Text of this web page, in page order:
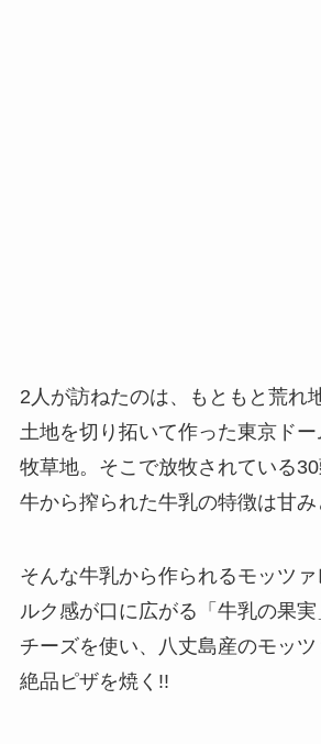
2人が訪ねたのは、もともと荒れ
土地を切り拓いて作った東京ド
牧草地。そこで放牧されている
牛から搾られた牛乳の特徴は甘み
そんな牛乳から作られるモッツァ
ルク感が口に広がる「牛乳の果
チーズを使い、八丈島産のモッ
絶品ピザを焼く!!